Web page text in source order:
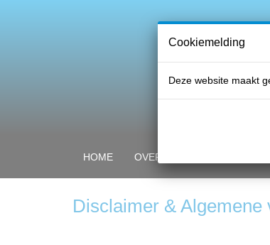
HOME OVER PROFI GLASS
Disclaimer & Algemene
Cookiemelding
Deze website maakt